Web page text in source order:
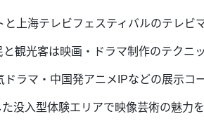
上海テレビフェスティバルのテレビ
観光客は映画・ドラマ制作のテクニ
ラマ・中国発アニメIPなどの展示コ
没入型体験エリアで映像芸術の魅力